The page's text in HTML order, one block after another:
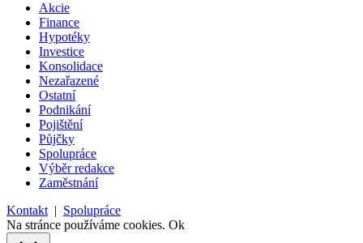
Akcie
Finance
Hypotéky
Investice
Konsolidace
Nezařazené
Ostatní
Podnikání
Pojištění
Půjčky
Spolupráce
Výběr redakce
Zaměstnání
Kontakt| Spolupráce
Na stránce používáme cookies. Ok